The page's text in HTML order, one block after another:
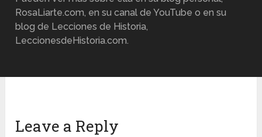
RosaLiarte.com, en su canal de YouTube o en su
blog de Lecciones de Historia,
LeccionesdeHistoria.com.
Leave a Reply